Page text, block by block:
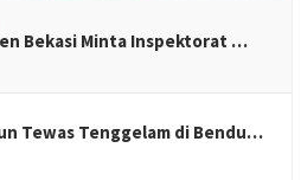
Bekasi Minta Inspektorat …
Tewas Tenggelam di Bendu…